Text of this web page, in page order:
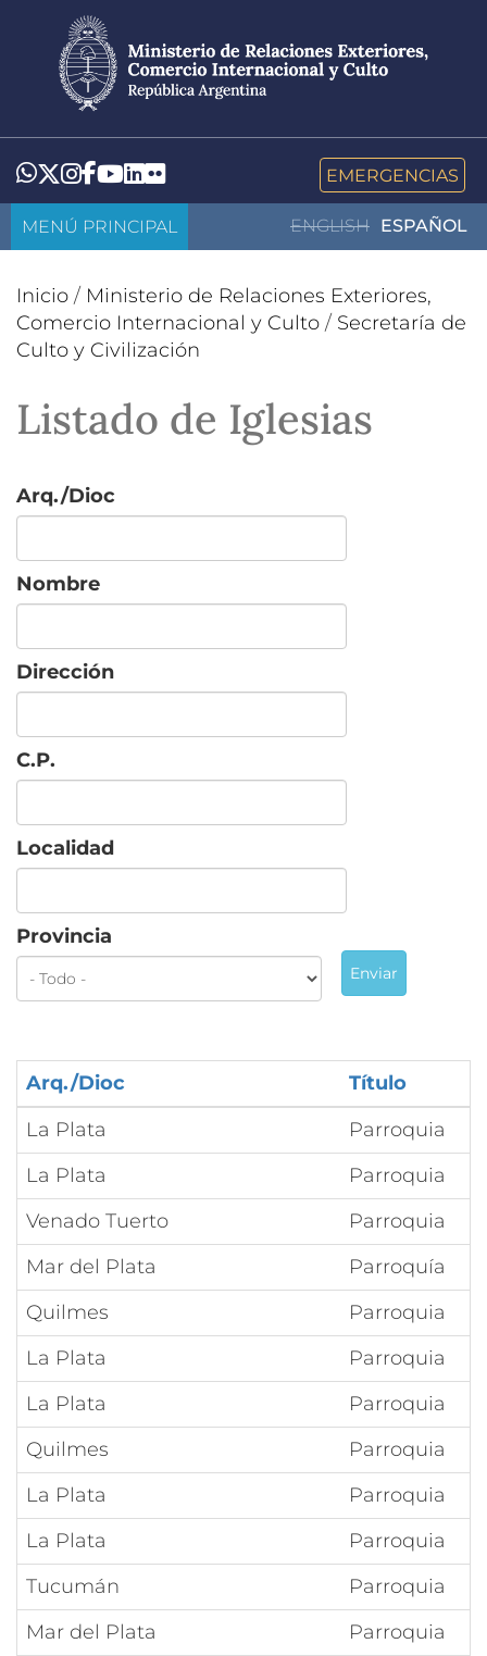
contenido
principal
Whatsapp
Twitter
Instagram
Facebook
YouTube
LinkedIn
Flickr EMERGENCIAS
ENGLISH ESPAÑOL
MENÚ PRINCIPAL
Inicio / Ministerio de Relaciones Exteriores,
Comercio Internacional y Culto / Secretaría de
Culto y Civilización
Listado de Iglesias
Arq./Dioc
Nombre
Dirección
C.P.
Localidad
Provincia
Enviar
Arq./Dioc
Título
La Plata
Parroquia
La Plata
Parroquia
Venado Tuerto
Parroquia
Mar del Plata
Parroquía
Quilmes
Parroquia
La Plata
Parroquia
La Plata
Parroquia
Quilmes
Parroquia
La Plata
Parroquia
La Plata
Parroquia
Tucumán
Parroquia
Mar del Plata
Parroquia